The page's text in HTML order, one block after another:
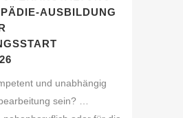
AUSBILDUNG
und unabhängig
sein? …